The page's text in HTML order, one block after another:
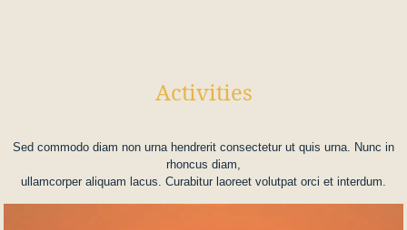
Activities
Sed commodo diam non urna hendrerit consectetur ut quis urna. Nunc in
rhoncus diam,
ullamcorper aliquam lacus. Curabitur laoreet volutpat orci et interdum.